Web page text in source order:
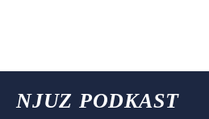
NJUZ PODKAST